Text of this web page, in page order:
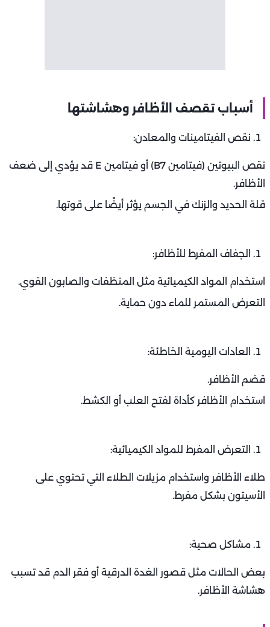
أسباب تقصف الأظافر وهشاشتها
نقص الفيتامينات والمعادن:
نقص البيوتين (فيتامين B7) أو فيتامين E قد يؤدي إلى ضعف
الأظافر.
قلة الحديد والزنك في الجسم يؤثر أيضًا على قوتها.
الجفاف المفرط للأظافر:
استخدام المواد الكيميائية مثل المنظفات والصابون القوي.
التعرض المستمر للماء دون حماية.
العادات اليومية الخاطئة:
قضم الأظافر.
استخدام الأظافر كأداة لفتح العلب أو الكشط.
التعرض المفرط للمواد الكيميائية:
طلاء الأظافر واستخدام مزيلات الطلاء التي تحتوي على
الأسيتون بشكل مفرط.
مشاكل صحية:
بعض الحالات مثل قصور الغدة الدرقية أو فقر الدم قد تسبب
هشاشة الأظافر.